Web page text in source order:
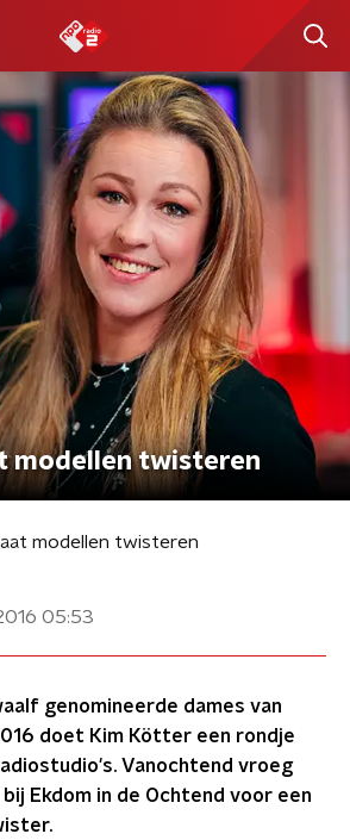
modellen twisteren
modellen twisteren
05:53
genomineerde dames van
doet Kim Kötter een rondje
Vanochtend vroeg
Ekdom in de Ochtend voor een